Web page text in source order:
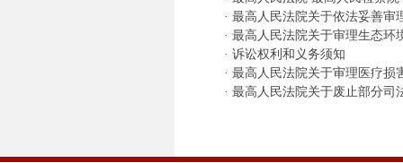
· 最高人民法院关于依法妥善审
· 最高人民法院关于审理生态环
· 诉讼权利和义务须知
· 最高人民法院关于审理医疗损
· 最高人民法院关于废止部分司